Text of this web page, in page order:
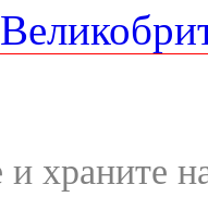
и храните